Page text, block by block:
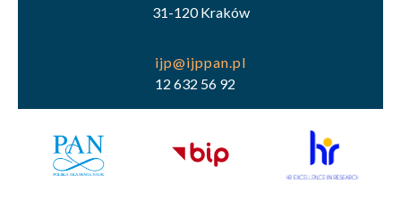
31-120 Kraków
12 632 56 92